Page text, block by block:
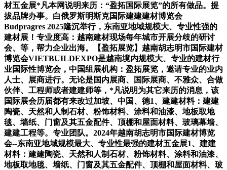
材五金展*凡本网说明来历：“盈拓国际展览”的所有做品。提
拔品牌办事。白俄罗斯明斯克国际建建建材博览会
Budpragres 2025隆沉举行，东南亚地域规模大、专业性强的
建材展！专业度高：越南建材现场每年城市开展分歧的研讨
会、等，帮力企业出海。【盈拓展览】越南胡志明市国际建材
博览会VIETBUILDEXPO是越南境内规模大、专业的建材行
业国际性博览会，中国组展机构：盈拓展览，邀请专业的业内
人士、展商进行。无论是国内展商、国际展商、不雅众、合做
伙伴、工程师或者建建师等，*凡说明为其它来历的消息，该
国际展会历届都有来改过加坡、中国、德1、建建材料：建建
陶瓷、天然和人制石材、粉饰材料、涂料和油漆、地板取地
毯、墙纸、门窗及其五金配件、顶棚和屋面材料、玻璃幕墙、
建建工程等。专业团队。2024年越南胡志明市国际建材博览
会--东南亚地域规模最大、专业性最强的建材五金展1、建建
材料：建建陶瓷、天然和人制石材、粉饰材料、涂料和油漆、
地板取地毯、墙纸、门窗及其五金配件、顶棚和屋面材料、玻